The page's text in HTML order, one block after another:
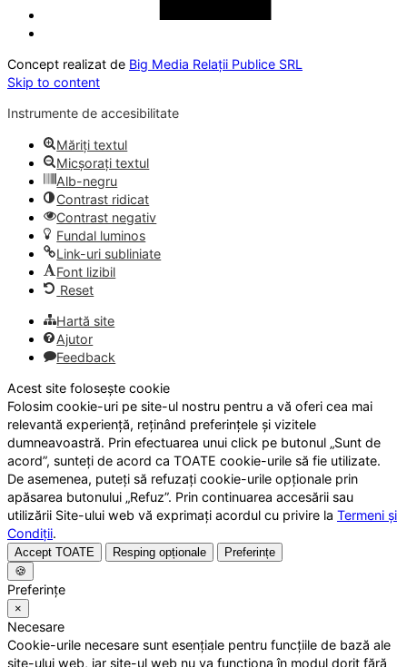
Concept realizat de Big Media Relații Publice SRL
Skip to content
Instrumente de accesibilitate
Măriți textul
Micșorați textul
Alb-negru
Contrast ridicat
Contrast negativ
Fundal luminos
Link-uri subliniate
Font lizibil
Reset
Hartă site
Ajutor
Feedback
Acest site folosește cookie
Folosim cookie-uri pe site-ul nostru pentru a vă oferi cea mai
relevantă experiență, reținând preferințele și vizitele
dumneavoastră. Prin efectuarea unui click pe butonul „Sunt de
acord”, sunteți de acord ca TOATE cookie-urile să fie utilizate.
De asemenea, puteți să refuzați cookie-urile opționale prin
apăsarea butonului „Refuz”. Prin continuarea accesării sau
utilizării Site-ului web vă exprimați acordul cu privire la Termeni și
Condiții.
Accept TOATE Resping opționale
Preferințe
🍪
Preferințe
×
Necesare
Cookie-urile necesare sunt esențiale pentru funcțiile de bază ale
site-ului web, iar site-ul web nu va funcționa în modul dorit fără